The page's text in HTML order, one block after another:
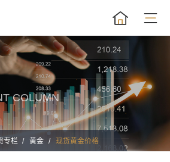
COLUMN
专栏 黄金 现货黄金价格